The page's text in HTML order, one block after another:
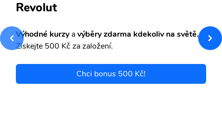
Revolut
Výhodné kurzyavýběry zdarma kdekoliv na světě.
Získejte 500 Kč za založení.
Chci bonus 500 Kč!